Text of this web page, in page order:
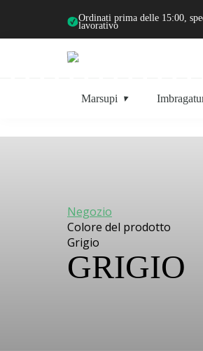
Ordinati prima delle 15:00,
lavorativo
Marsupi
Negozio
Colore del prodotto
Grigio
GRIGIO